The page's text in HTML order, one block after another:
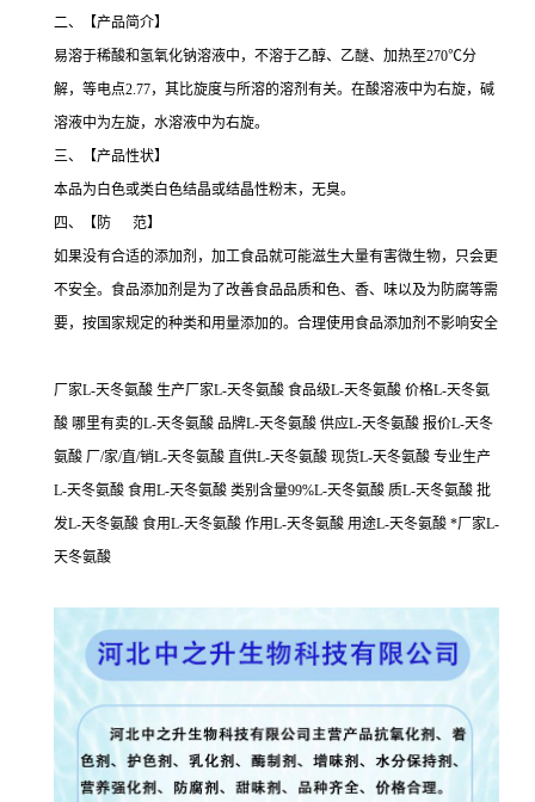
二、【产品简介】
易溶于稀酸和氢氧化钠溶液中，不溶于乙醇、乙醚、加热至270℃分
解，等电点2.77，其比旋度与所溶的溶剂有关。在酸溶液中为右旋，碱
溶液中为左旋，水溶液中为右旋。
三、【产品性状】
本品为白色或类白色结晶或结晶性粉末，无臭。
四、【防 范】
如果没有合适的添加剂，加工食品就可能滋生大量有害微生物，只会更
不安全。食品添加剂是为了改善食品品质和色、香、味以及为防腐等需
要，按国家规定的种类和用量添加的。合理使用食品添加剂不影响安全
厂家L-天冬氨酸 生产厂家L-天冬氨酸 食品级L-天冬氨酸 价格L-天冬氨
酸 哪里有卖的L-天冬氨酸 品牌L-天冬氨酸 供应L-天冬氨酸 报价L-天冬
氨酸 厂/家/直/销L-天冬氨酸 直供L-天冬氨酸 现货L-天冬氨酸 专业生产
L-天冬氨酸 食用L-天冬氨酸 类别含量99%L-天冬氨酸 质L-天冬氨酸 批
发L-天冬氨酸 食用L-天冬氨酸 作用L-天冬氨酸 用途L-天冬氨酸 *厂家L-
天冬氨酸